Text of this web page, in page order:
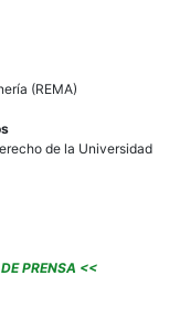
(REMA)
de la Universidad
PRENSA <<